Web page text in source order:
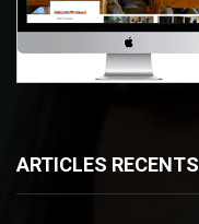
ARTICLES RECENTS